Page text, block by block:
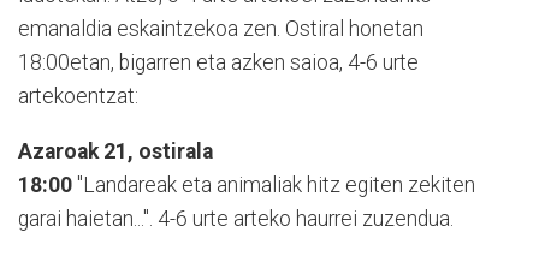
emanaldia eskaintzekoa zen. Ostiral honetan
18:00etan, bigarren eta azken saioa, 4-6 urte
artekoentzat:
Azaroak 21, ostirala
18:00 "Landareak eta animaliak hitz egiten zekiten
garai haietan...". 4-6 urte arteko haurrei zuzendua.